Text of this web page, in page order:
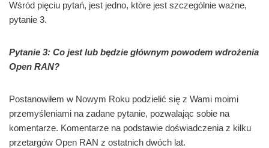
Wśród pięciu pytań, jest jedno, które jest szczególnie ważne,
pytanie 3.
Pytanie 3: Co jest lub będzie głównym powodem wdrożenia
Open RAN?
Postanowiłem w Nowym Roku podzielić się z Wami moimi
przemyśleniami na zadane pytanie, pozwalając sobie na
komentarze. Komentarze na podstawie doświadczenia z kilku
przetargów Open RAN z ostatnich dwóch lat.